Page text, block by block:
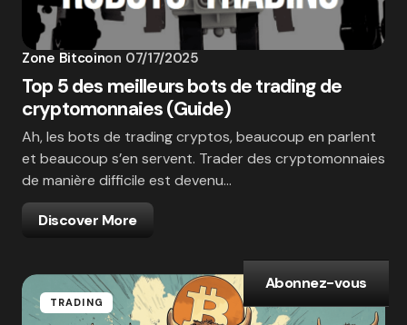
Zone Bitcoinon 07/17/2025
Top 5 des meilleurs bots de trading de
cryptomonnaies (Guide)
Ah, les bots de trading cryptos, beaucoup en parlent
et beaucoup s’en servent. Trader des cryptomonnaies
de manière difficile est devenu…
Discover More
TRADING
Abonnez-vous